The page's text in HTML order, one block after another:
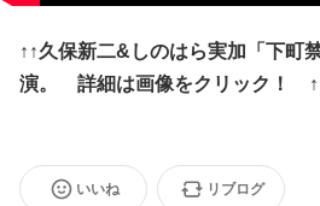
↑↑久保新二&しのはら実加「下町
演。 詳細は画像をクリック！
いいね リブログ